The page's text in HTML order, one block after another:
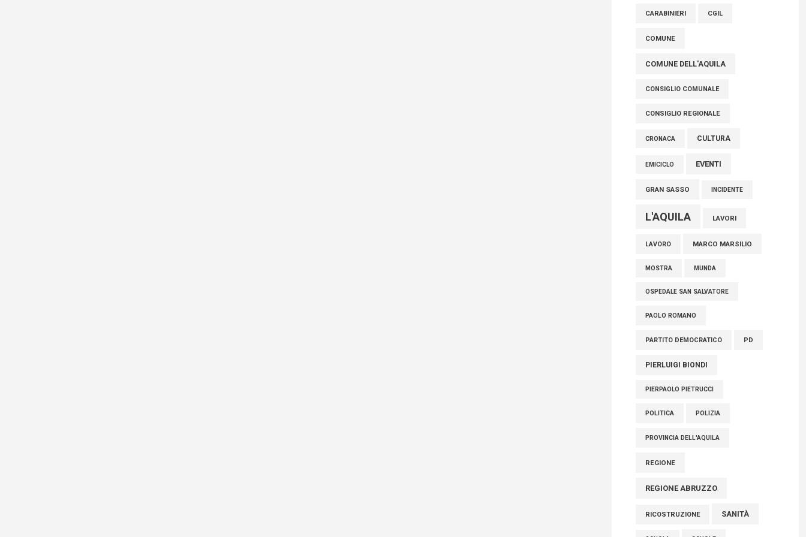
tra cui molti abruzzesi"
06 Agosto 2026
CARABINIERI CGIL
COMUNE
COMUNE DELL'AQUILA
CONSIGLIO COMUNALE
CONSIGLIO REGIONALE
CRONACA CULTURA
EMICICLO EVENTI
GRAN SASSO INCIDENTE
L'AQUILA LAVORI
LAVORO MARCO MARSILIO
MOSTRA MUNDA
OSPEDALE SAN SALVATORE
PAOLO ROMANO
PARTITO DEMOCRATICO PD
PIERLUIGI BIONDI
PIERPAOLO PIETRUCCI
POLITICA POLIZIA
PROVINCIA DELL'AQUILA
REGIONE
REGIONE ABRUZZO
RICOSTRUZIONE SANITÀ